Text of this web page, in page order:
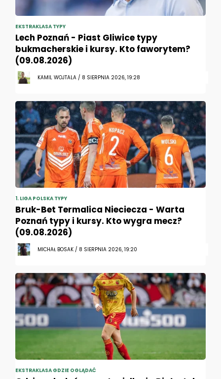
EKSTRAKLASA TYPY
Lech Poznań - Piast Gliwice typy
bukmacherskie i kursy. Kto faworytem?
(09.08.2026)
KAMIL WOJTALA / 8 SIERPNIA 2026, 19:28
1. LIGA POLSKA TYPY
Bruk-Bet Termalica Nieciecza - Warta
Poznań typy i kursy. Kto wygra mecz?
(09.08.2026)
MICHAŁ BOSAK / 8 SIERPNIA 2026, 19:20
EKSTRAKLASA GDZIE OGLĄDAĆ